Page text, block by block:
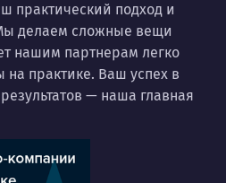
практический подход и
делаем сложные вещи
нашим партнерам легко
практике. Ваш успех в
— наша главная